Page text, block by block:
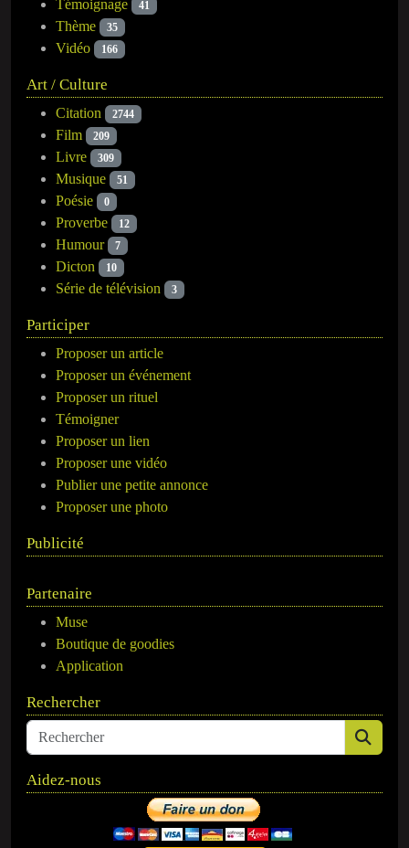
Témoignage 41
Thème 35
Vidéo 166
Art / Culture
Citation 2744
Film 209
Livre 309
Musique 51
Poésie 0
Proverbe 12
Humour 7
Dicton 10
Série de télévision 3
Participer
Proposer un article
Proposer un événement
Proposer un rituel
Témoigner
Proposer un lien
Proposer une vidéo
Publier une petite annonce
Proposer une photo
Publicité
Partenaire
Muse
Boutique de goodies
Application
Rechercher
Aidez-nous